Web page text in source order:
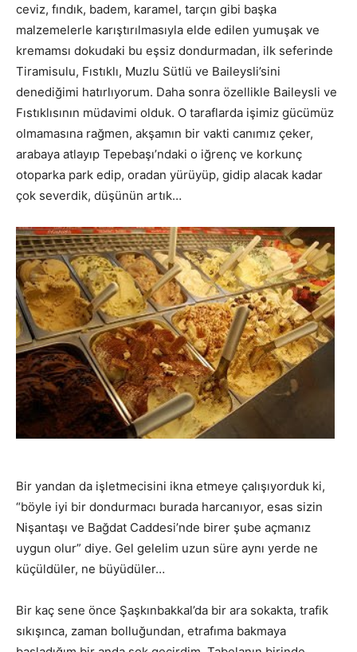
ceviz, fındık, badem, karamel, tarçın gibi başka
malzemelerle karıştırılmasıyla elde edilen yumuşak ve
kremamsı dokudaki bu eşsiz dondurmadan, ilk seferinde
Tiramisulu, Fıstıklı, Muzlu Sütlü ve Baileysli’sini
denediğimi hatırlıyorum. Daha sonra özellikle Baileysli ve
Fıstıklısının müdavimi olduk. O taraflarda işimiz gücümüz
olmamasına rağmen, akşamın bir vakti canımız çeker,
arabaya atlayıp Tepebaşı’ndaki o iğrenç ve korkunç
otoparka park edip, oradan yürüyüp, gidip alacak kadar
çok severdik, düşünün artık…
Bir yandan da işletmecisini ikna etmeye çalışıyorduk ki,
“böyle iyi bir dondurmacı burada harcanıyor, esas sizin
Nişantaşı ve Bağdat Caddesi’nde birer şube açmanız
uygun olur” diye. Gel gelelim uzun süre aynı yerde ne
küçüldüler, ne büyüdüler…
Bir kaç sene önce Şaşkınbakkal’da bir ara sokakta, trafik
sıkışınca, zaman bolluğundan, etrafıma bakmaya